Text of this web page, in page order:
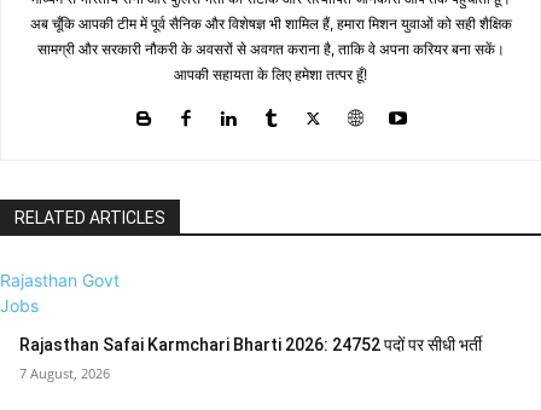
अब चूँकि आपकी टीम में पूर्व सैनिक और विशेषज्ञ भी शामिल हैं, हमारा मिशन युवाओं को सही शैक्षिक
सामग्री और सरकारी नौकरी के अवसरों से अवगत कराना है, ताकि वे अपना करियर बना सकें।
आपकी सहायता के लिए हमेशा तत्पर हूँ!
RELATED ARTICLES
Rajasthan Govt
Jobs
Rajasthan Safai Karmchari Bharti 2026: 24752 पदों पर सीधी भर्ती
7 August, 2026